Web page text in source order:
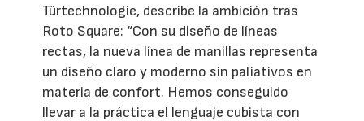
Türtechnologie, describe la ambición tras
Roto Square: “Con su diseño de líneas
rectas, la nueva línea de manillas representa
un diseño claro y moderno sin paliativos en
materia de confort. Hemos conseguido
llevar a la práctica el lenguaje cubista con